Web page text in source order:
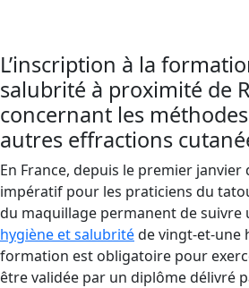
L’inscription à la
salubrité à proximité de
concernant les
autres effractions
En France, depuis le premier
impératif pour les praticiens du
du maquillage permanent de suivre
hygiène et salubritéde vingt-et-une
formation est obligatoire pour
être validée par un diplôme délivré